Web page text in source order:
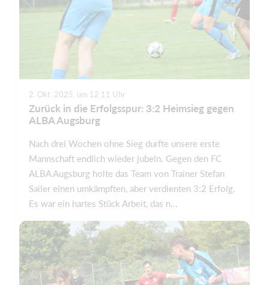
2. Okt. 2025, um 12.11 Uhr
Zurück in die Erfolgsspur: 3:2 Heimsieg gegen
ALBA Augsburg
Nach drei Wochen ohne Sieg durfte unsere erste
Mannschaft endlich wieder jubeln. Gegen den FC
ALBA Augsburg holte das Team von Trainer Stefan
Sailer einen umkämpften, aber verdienten 3:2 Erfolg.
Es war ein hartes Stück Arbeit, das n...